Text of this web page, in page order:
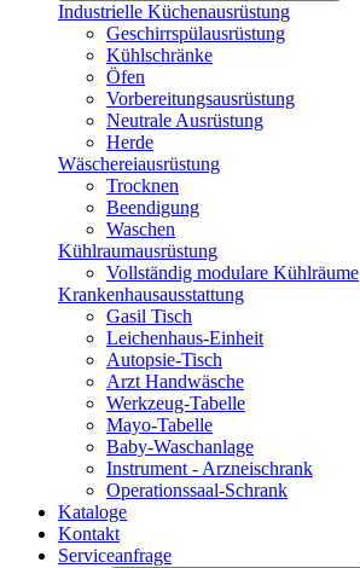
Industrielle Küchenausrüstung
Geschirrspülausrüstung
Kühlschränke
Öfen
Vorbereitungsausrüstung
Neutrale Ausrüstung
Herde
Wäschereiausrüstung
Trocknen
Beendigung
Waschen
Kühlraumausrüstung
Vollständig modulare Kühlräume
Krankenhausausstattung
Gasil Tisch
Leichenhaus-Einheit
Autopsie-Tisch
Arzt Handwäsche
Werkzeug-Tabelle
Mayo-Tabelle
Baby-Waschanlage
Instrument - Arzneischrank
Operationssaal-Schrank
Kataloge
Kontakt
Serviceanfrage